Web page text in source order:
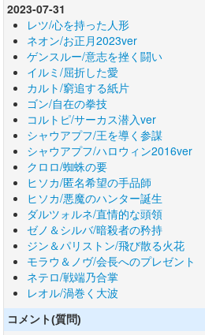
2023-07-31
レツ/心を持った人形
ネオン/お正月2023ver
ゲンスルー/意志を挫く闘い
イルミ/屈折した愛
カルト/窮追する紙片
ゴン/自在の拳技
コルトピ/サーカス潜入ver
シャウアプフ/王を導く参謀
シャウアプフ/ハロウィン2016ver
クロロ/蜘蛛の要
ヒソカ/匿名希望の手品師
ヒソカ/悪魔のハンター誕生
ダルツォルネ/直情的な頭領
ゼノ＆シルバ/暗殺者の矜持
ジン＆パリストン/飛び散る火花
モラウ＆ノヴ/会長へのプレゼント
ネテロ/戦端乃合掌
レオル/渦巻く大波
コメント(質問)